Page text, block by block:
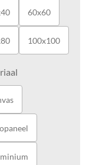
60x60
100x100